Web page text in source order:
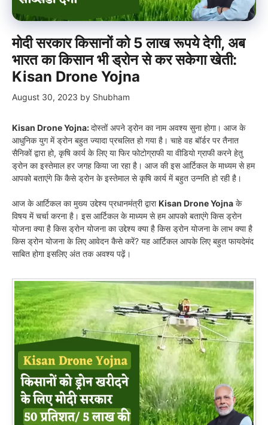
मोदी सरकार किसानों को 5 लाख रूपये देगी, अब
भारत का किसान भी ड्रोन से कर सकेगा खेती:
Kisan Drone Yojna
August 30, 2023 by Shubham
Kisan Drone Yojna:दोस्तों अपने ड्रोन का नाम अवश्य सुना होगा। आज के
आधुनिक युग में ड्रोन बहुत ज्यादा प्रचलित हो गया है। चाहे वह बॉर्डर पर तैनात
सैनिकों द्वारा हो, कृषि कार्य के लिए या फिर फोटोग्राफी या वीडियो ग्राफी करने हेतु
ड्रोन का इस्तेमाल हर जगह किया जा रहा है। आज की इस आर्टिकल के माध्यम से हम
आपको बताएंगे कि कैसे ड्रोन के इस्तेमाल से कृषि कार्य में बहुत उन्नति हो रही है।
आज के आर्टिकल का मुख्य उद्देश्य प्रधानमंत्री द्वाराKisan Drone Yojna के
विषय में चर्चा करना है। इस आर्टिकल के माध्यम से हम आपको बताएंगे किस ड्रोन
योजना क्या है किस ड्रोन योजना का उद्देश्य क्या है किस ड्रोन योजना के लाभ क्या है
किस ड्रोन योजना के लिए आवेदन कैसे करें? यह आर्टिकल आपके लिए बहुत फायदेमंद
साबित होगा इसलिए अंत तक अवश्य पढ़ें।